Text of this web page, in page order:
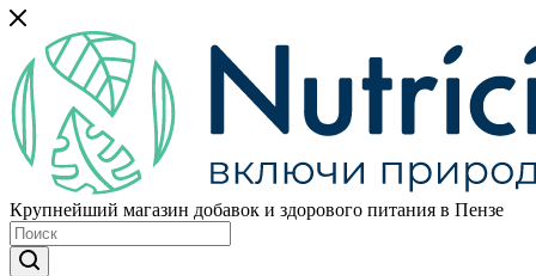
Крупнейший магазин добавок и здорового питания в Пензе